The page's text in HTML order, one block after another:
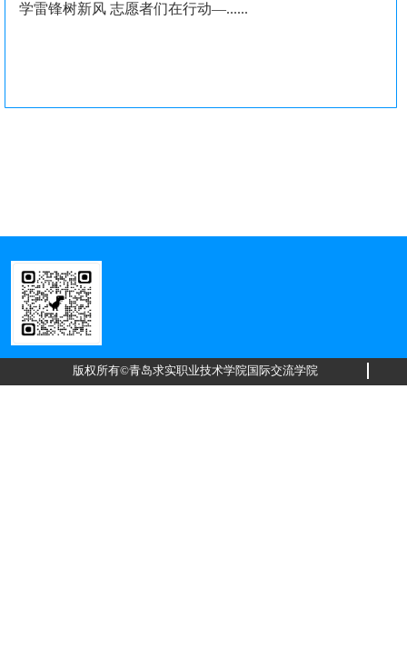
学雷锋树新风 志愿者们在行动—......
版权所有©青岛求实职业技术学院国际交流学院